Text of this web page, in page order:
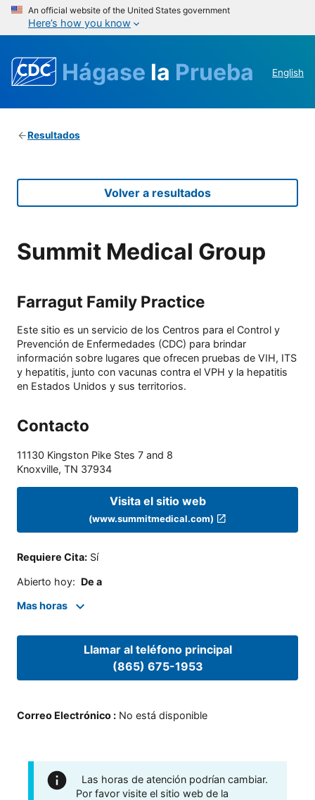
An official website of the United States government
Here’s how you know
Hágase la Prueba English
Resultados
Volver a resultados
Summit Medical Group
Farragut Family Practice
Este sitio es un servicio de los Centros para el Control y
Prevención de Enfermedades (CDC) para brindar
información sobre lugares que ofrecen pruebas de VIH, ITS
y hepatitis, junto con vacunas contra el VPH y la hepatitis
en Estados Unidos y sus territorios.
Contacto
11130 Kingston Pike Stes 7 and 8
Knoxville, TN 37934
Visita el sitio web
(www.summitmedical.com)
Requiere Cita: Sí
Abierto hoy: De a
Mas horas
Llamar al teléfono principal
(865) 675-1953
Correo Electrónico : No está disponible
Las horas de atención podrían cambiar.
Por favor visite el sitio web de la